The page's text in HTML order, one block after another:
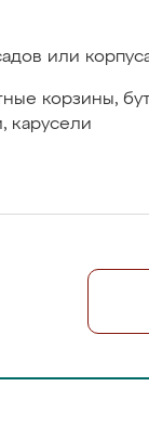
или
корзины,
карусели